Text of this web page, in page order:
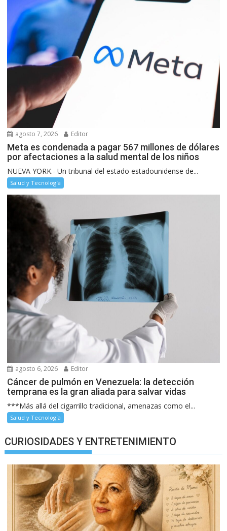
agosto 7, 2026 Editor
Meta es condenada a pagar 567 millones de dólares
por afectaciones a la salud mental de los niños
NUEVA YORK.- Un tribunal del estado estadounidense de...
Salud y Tecnología
agosto 6, 2026 Editor
Cáncer de pulmón en Venezuela: la detección
temprana es la gran aliada para salvar vidas
***Más allá del cigarrillo tradicional, amenazas como el...
Salud y Tecnología
CURIOSIDADES Y ENTRETENIMIENTO